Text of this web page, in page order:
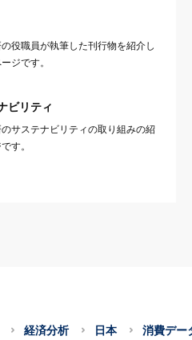
役職員が執筆した刊行物を紹介し
ジです。
ビリティ
サステナビリティの取り組みの紹
す。
経済分析 日本 消費デー